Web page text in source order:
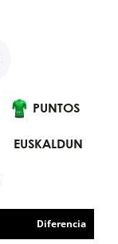
PUNTOS
EUSKALDUN
Diferencia
MONTAÑA
EQUIPOS
Diferencia